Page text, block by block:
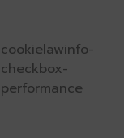
cookielawinfo-
checkbox-
performance